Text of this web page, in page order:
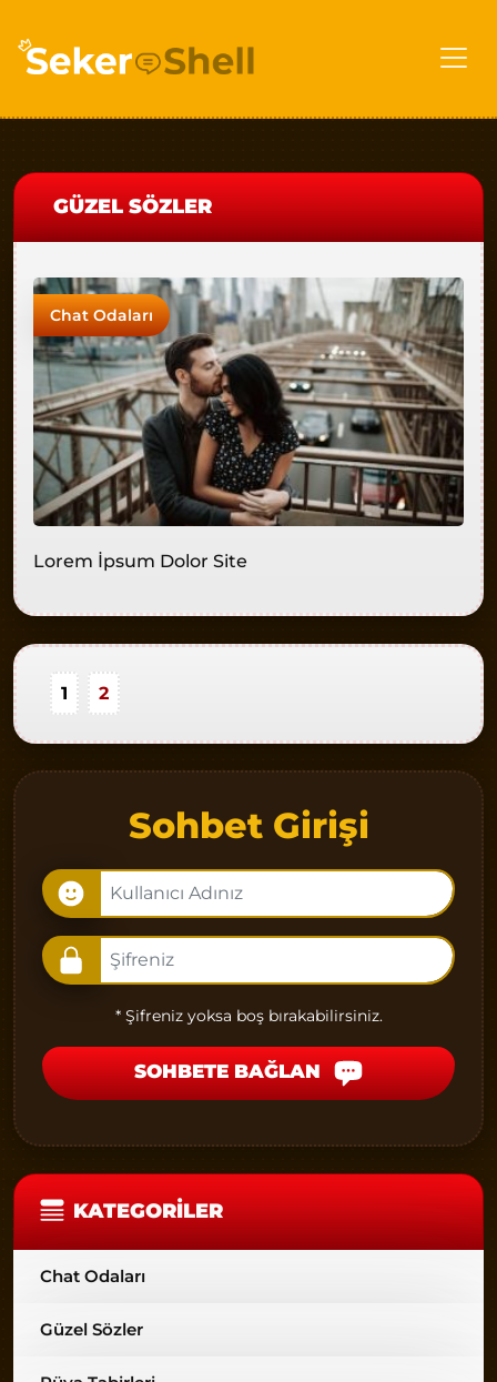
GÜZEL SÖZLER
Lorem İpsum Dolor Site
Chat Odaları
1 2
Sohbet Girişi
* Şifreniz yoksa boş bırakabilirsiniz.
SOHBETE BAĞLAN
KATEGORILER
Chat Odaları
Güzel Sözler